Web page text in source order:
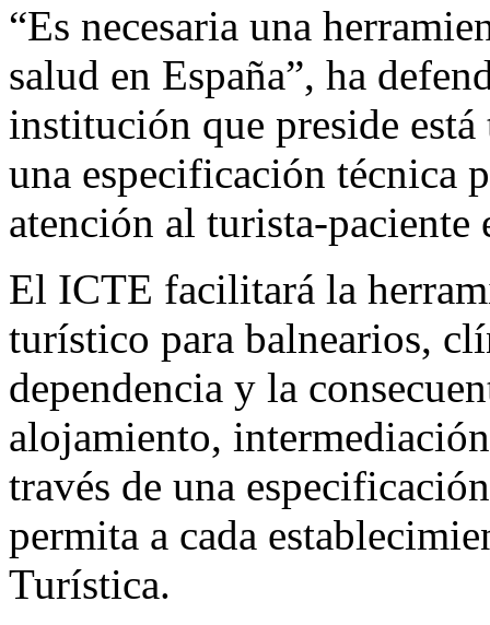
“Es necesaria una
salud en España”, ha
institución que preside
una especificación técnica
atención al turista-paciente
El ICTE facilitará la
turístico para balnearios,
dependencia y la
alojamiento,
través de una
permita a cada
Turística.